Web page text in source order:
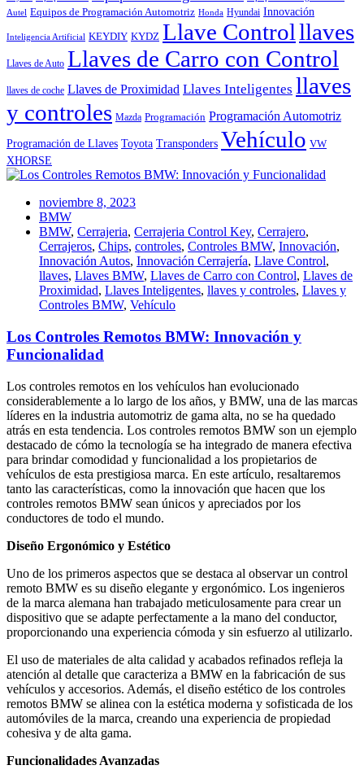
Autel Equipos de Programación Automotriz Honda Hyundai Innovación
Inteligencia Artificial KEYDIY KYDZ Llave Controlllaves
Llaves de Auto Llaves de Carro con Control
llaves de coche Llaves de Proximidad Llaves Inteligentes llaves
y controles Mazda Programación Programación Automotriz
Programación de Llaves Toyota Transponders Vehículo VW
XHORSE
noviembre 8, 2023
BMW
BMW, Cerrajeria, Cerrajeria Control Key, Cerrajero,
Cerrajeros, Chips, controles, Controles BMW, Innovación,
Innovación Autos, Innovación Cerrajería, Llave Control,
llaves, Llaves BMW, Llaves de Carro con Control, Llaves de
Proximidad, Llaves Inteligentes, llaves y controles, Llaves y
Controles BMW, Vehículo
Los Controles Remotos BMW: Innovación y
Funcionalidad
Los controles remotos en los vehículos han evolucionado
considerablemente a lo largo de los años, y BMW, una de las marcas
líderes en la industria automotriz de gama alta, no se ha quedado
atrás en esta tendencia. Los controles remotos BMW son un ejemplo
destacado de cómo la tecnología se ha integrado de manera efectiva
para brindar comodidad y funcionalidad a los propietarios de
vehículos de esta prestigiosa marca. En este artículo, resaltaremos
tanto las características, como la innovación que hacen que los
controles remotos BMW sean únicos y apreciados por los
conductores de todo el mundo.
Diseño Ergonómico y Estético
Uno de los primeros aspectos que se destaca al observar un control
remoto BMW es su diseño elegante y ergonómico. Los ingenieros
de la marca alemana han trabajado meticulosamente para crear un
dispositivo que se adapte perfectamente a la mano del conductor,
proporcionando una experiencia cómoda y sin esfuerzo al utilizarlo.
El uso de materiales de alta calidad y acabados refinados refleja la
atención al detalle que caracteriza a BMW en la fabricación de sus
vehículos y accesorios. Además, el diseño estético de los controles
remotos BMW se alinea con la estética moderna y sofisticada de los
automóviles de la marca, creando una experiencia de propiedad
cohesiva y de alta gama.
Funcionalidades Avanzadas